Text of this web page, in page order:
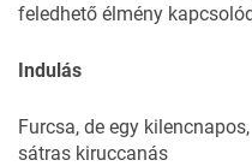
feledhető élmény
Indulás
Furcsa, de egy kilencnapos,
sátras kiruccanás